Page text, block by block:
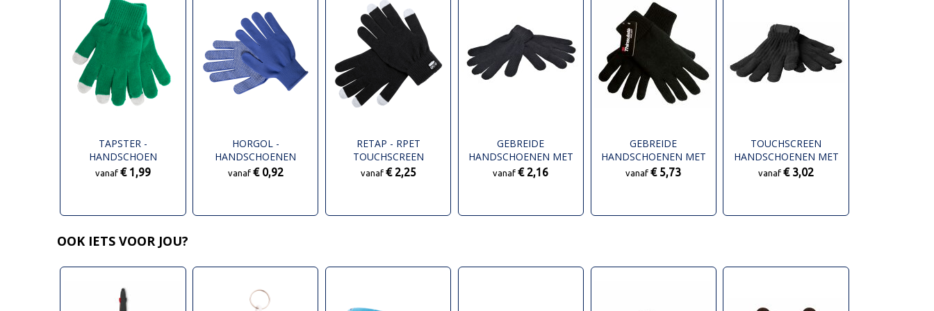
TAPSTER -
HANDSCHOEN
TOUCHSCREEN
vanaf € 1,99
HORGOL -
HANDSCHOENEN
vanaf € 0,92
RETAP - RPET
TOUCHSCREEN
HANDSCHOENEN
vanaf € 2,25
GEBREIDE
HANDSCHOENEN MET
LABEL
vanaf€ 2,16
GEBREIDE
HANDSCHOENEN MET
THINSULATE
vanaf€ 5,73
TOUCHSCREEN
HANDSCHOENEN MET
LABEL
vanaf€ 3,02
OOK IETS VOOR JOU?